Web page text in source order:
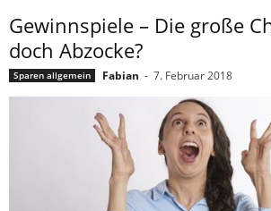
Gewinnspiele – Die große
doch Abzocke?
Sparen allgemein Fabian - 7. Februar 2018